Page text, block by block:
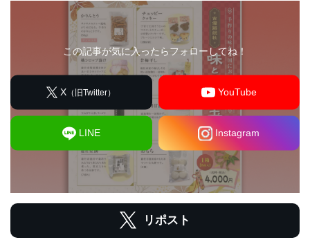
この記事が気に入ったらフォローしてね！
X （旧Twitter） YouTube
LINE Instagram
リポスト